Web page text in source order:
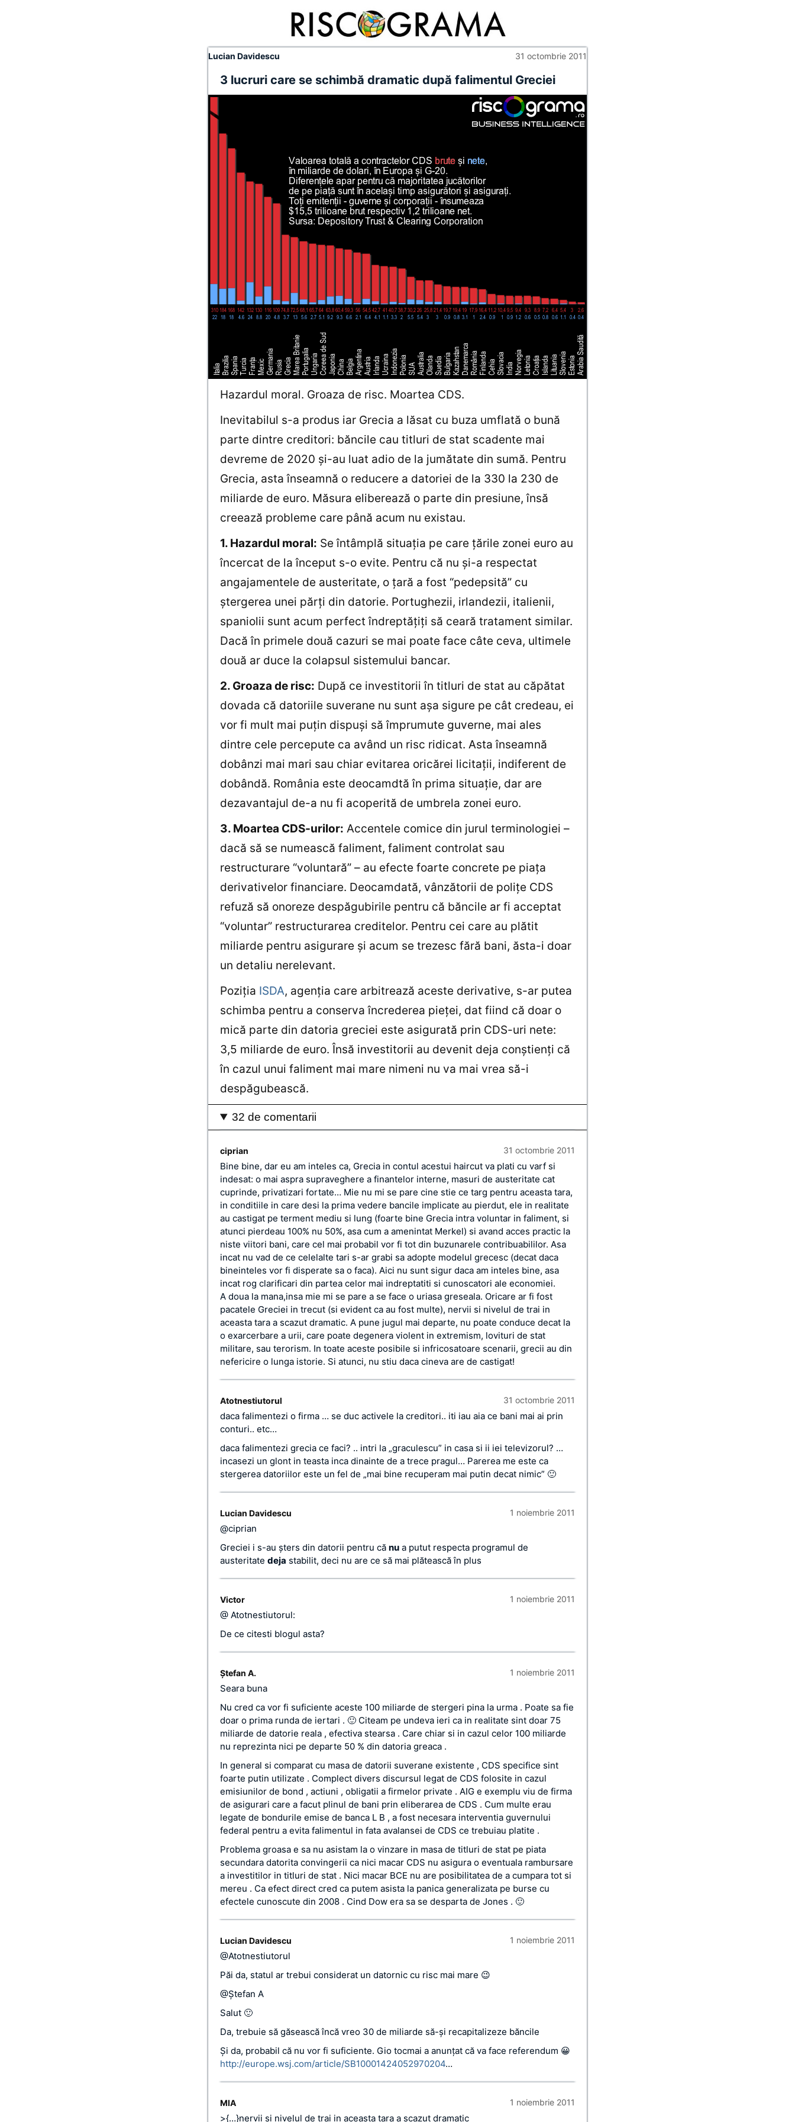
Lucian Davidescu 31 octombrie 2011
3 lucruri care se schimbă dramatic după falimentul Greciei
Hazardul moral. Groaza de risc. Moartea CDS.
Inevitabilul s-a produs iar Grecia a lăsat cu buza umflată o bună
parte dintre creditori: băncile cau titluri de stat scadente mai
devreme de 2020 şi-au luat adio de la jumătate din sumă. Pentru
Grecia, asta înseamnă o reducere a datoriei de la 330 la 230 de
miliarde de euro. Măsura eliberează o parte din presiune, însă
creează probleme care până acum nu existau.
1. Hazardul moral: Se întâmplă situaţia pe care ţările zonei euro au
încercat de la început s-o evite. Pentru că nu şi-a respectat
angajamentele de austeritate, o ţară a fost “pedepsită” cu
ştergerea unei părţi din datorie. Portughezii, irlandezii, italienii,
spaniolii sunt acum perfect îndreptăţiţi să ceară tratament similar.
Dacă în primele două cazuri se mai poate face câte ceva, ultimele
două ar duce la colapsul sistemului bancar.
2. Groaza de risc: După ce investitorii în titluri de stat au căpătat
dovada că datoriile suverane nu sunt aşa sigure pe cât credeau, ei
vor fi mult mai puţin dispuşi să împrumute guverne, mai ales
dintre cele percepute ca având un risc ridicat. Asta înseamnă
dobânzi mai mari sau chiar evitarea oricărei licitaţii, indiferent de
dobândă. România este deocamdtă în prima situaţie, dar are
dezavantajul de-a nu fi acoperită de umbrela zonei euro.
3. Moartea CDS-urilor: Accentele comice din jurul terminologiei –
dacă să se numească faliment, faliment controlat sau
restructurare “voluntară” – au efecte foarte concrete pe piaţa
derivativelor financiare. Deocamdată, vânzătorii de poliţe CDS
refuză să onoreze despăgubirile pentru că băncile ar fi acceptat
“voluntar” restructurarea creditelor. Pentru cei care au plătit
miliarde pentru asigurare şi acum se trezesc fără bani, ăsta-i doar
un detaliu nerelevant.
Poziţia ISDA, agenţia care arbitrează aceste derivative, s-ar putea
schimba pentru a conserva încrederea pieţei, dat fiind că doar o
mică parte din datoria greciei este asigurată prin CDS-uri nete:
3,5 miliarde de euro. Însă investitorii au devenit deja conştienţi că
în cazul unui faliment mai mare nimeni nu va mai vrea să-i
despăgubească.
32 de comentarii
ciprian 31 octombrie 2011
Bine bine, dar eu am inteles ca, Grecia in contul acestui haircut va plati cu varf si
indesat: o mai aspra supraveghere a finantelor interne, masuri de austeritate cat
cuprinde, privatizari fortate… Mie nu mi se pare cine stie ce targ pentru aceasta tara,
in conditiile in care desi la prima vedere bancile implicate au pierdut, ele in realitate
au castigat pe terment mediu si lung (foarte bine Grecia intra voluntar in faliment, si
atunci pierdeau 100% nu 50%, asa cum a amenintat Merkel) si avand acces practic la
niste viitori bani, care cel mai probabil vor fi tot din buzunarele contribuabililor. Asa
incat nu vad de ce celelalte tari s-ar grabi sa adopte modelul grecesc (decat daca
bineinteles vor fi disperate sa o faca). Aici nu sunt sigur daca am inteles bine, asa
incat rog clarificari din partea celor mai indreptatiti si cunoscatori ale economiei.
A doua la mana,insa mie mi se pare a se face o uriasa greseala. Oricare ar fi fost
pacatele Greciei in trecut (si evident ca au fost multe), nervii si nivelul de trai in
aceasta tara a scazut dramatic. A pune jugul mai departe, nu poate conduce decat la
o exarcerbare a urii, care poate degenera violent in extremism, lovituri de stat
militare, sau terorism. In toate aceste posibile si infricosatoare scenarii, grecii au din
nefericire o lunga istorie. Si atunci, nu stiu daca cineva are de castigat!
Atotnestiutorul 31 octombrie 2011
daca falimentezi o firma … se duc activele la creditori.. iti iau aia ce bani mai ai prin
conturi.. etc…
daca falimentezi grecia ce faci? .. intri la „graculescu” in casa si ii iei televizorul? …
incasezi un glont in teasta inca dinainte de a trece pragul… Parerea me este ca
stergerea datoriilor este un fel de „mai bine recuperam mai putin decat nimic” 🙂
Lucian Davidescu 1 noiembrie 2011
@ciprian
Greciei i s-au şters din datorii pentru că nu a putut respecta programul de
austeritate deja stabilit, deci nu are ce să mai plătească în plus
Victor 1 noiembrie 2011
@ Atotnestiutorul:
De ce citesti blogul asta?
Ștefan A. 1 noiembrie 2011
Seara buna
Nu cred ca vor fi suficiente aceste 100 miliarde de stergeri pina la urma . Poate sa fie
doar o prima runda de iertari . 🙂 Citeam pe undeva ieri ca in realitate sint doar 75
miliarde de datorie reala , efectiva stearsa . Care chiar si in cazul celor 100 miliarde
nu reprezinta nici pe departe 50 % din datoria greaca .
In general si comparat cu masa de datorii suverane existente , CDS specifice sint
foarte putin utilizate . Complect divers discursul legat de CDS folosite in cazul
emisiunilor de bond , actiuni , obligatii a firmelor private . AIG e exemplu viu de firma
de asigurari care a facut plinul de bani prin eliberarea de CDS . Cum multe erau
legate de bondurile emise de banca L B , a fost necesara interventia guvernului
federal pentru a evita falimentul in fata avalansei de CDS ce trebuiau platite .
Problema groasa e sa nu asistam la o vinzare in masa de titluri de stat pe piata
secundara datorita convingerii ca nici macar CDS nu asigura o eventuala rambursare
a investitilor in titluri de stat . Nici macar BCE nu are posibilitatea de a cumpara tot si
mereu . Ca efect direct cred ca putem asista la panica generalizata pe burse cu
efectele cunoscute din 2008 . Cind Dow era sa se desparta de Jones . 🙂
Lucian Davidescu 1 noiembrie 2011
@Atotnestiutorul
Păi da, statul ar trebui considerat un datornic cu risc mai mare 😉
@Ștefan A
Salut 🙂
Da, trebuie să găsească încă vreo 30 de miliarde să-şi recapitalizeze băncile
Și da, probabil că nu vor fi suficiente. Gio tocmai a anunţat că va face referendum 😀
http://europe.wsj.com/article/SB10001424052970204…
MIA 1 noiembrie 2011
>{…}nervii si nivelul de trai in aceasta tara a scazut dramatic